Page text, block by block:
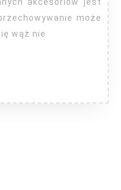
akcesoriów jest
może
wąż nie